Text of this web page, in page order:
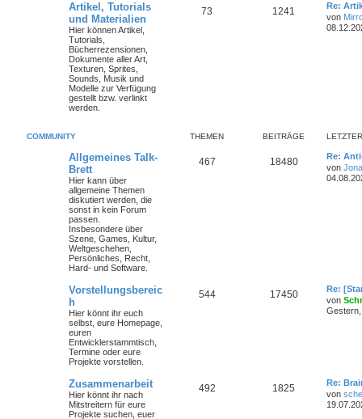
Artikel, Tutorials
und Materialien
Hier können Artikel,
Tutorials,
Bücherrezensionen,
Dokumente aller Art,
Texturen, Sprites,
Sounds, Musik und
Modelle zur Verfügung
gestellt bzw. verlinkt
werden.
73 1241
Re:
von
COMMUNITY THEMEN BEITRÄGE
Allgemeines Talk-
Brett
Hier kann über
allgemeine Themen
diskutiert werden, die
sonst in kein Forum
passen.
Insbesondere über
Szene, Games, Kultur,
Weltgeschehen,
Persönliches, Recht,
Hard- und Software.
467 18480
Re:
von
Vorstellungsbereic
h
Hier könnt ihr euch
selbst, eure Homepage,
euren
Entwicklerstammtisch,
Termine oder eure
Projekte vorstellen.
544 17450
Re:
von
Zusammenarbeit
Hier könnt ihr nach
Mitstreitern für eure
Projekte suchen, euer
492 1825
Re:
von